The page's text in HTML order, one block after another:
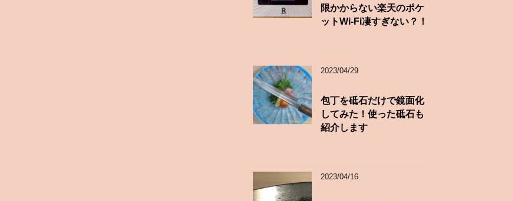
限かからない楽天のポケ
ットWi-Fi凄すぎない？！
2023/04/29
包丁を砥石だけで鏡面化
してみた！使った砥石も
紹介します
2023/04/16